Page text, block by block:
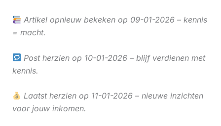
Artikel opnieuw bekeken op 09-01-2026 – kennis
= macht.
Post herzien op 10-01-2026 – blijf verdienen met
kennis.
Laatst herzien op 11-01-2026 – nieuwe inzichten
voor jouw inkomen.